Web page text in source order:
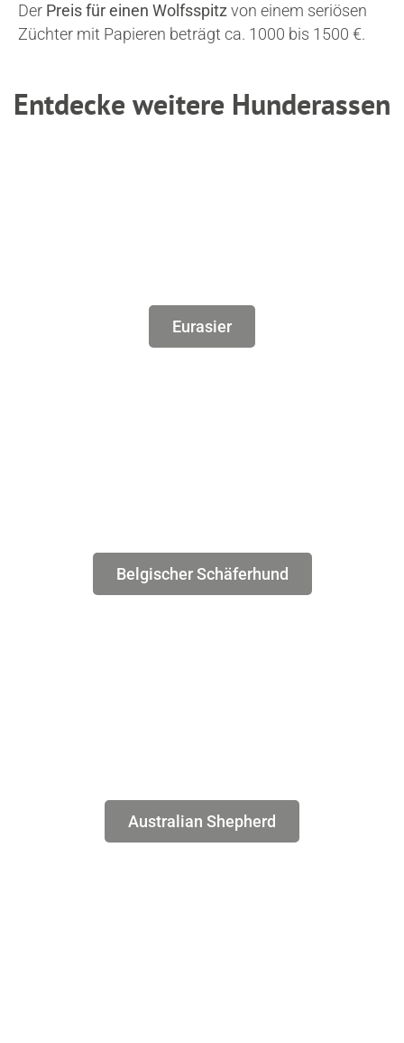
Der Preisfür einen Wolfsspitz von einem seriösen
Züchter mit Papieren beträgt ca. 1000 bis 1500 €.
Entdecke weitere Hunderassen
Eurasier
Belgischer Schäferhund
Australian Shepherd